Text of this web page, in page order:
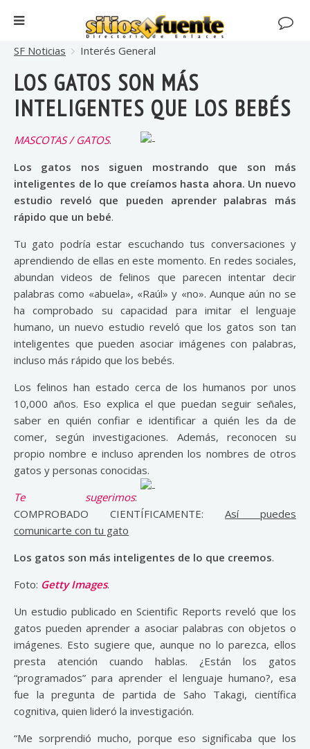
SF Noticias Interés General
LOS GATOS SON MÁS
INTELIGENTES QUE LOS BEBÉS
MASCOTAS / GATOS.
Los gatos nos siguen mostrando que son más
inteligentes de lo que creíamos hasta ahora. Un nuevo
estudio reveló que pueden aprender palabras más
rápido que un bebé.
Tu gato podría estar escuchando tus conversaciones y
aprendiendo de ellas en este momento. En redes sociales,
abundan videos de felinos que parecen intentar decir
palabras como «abuela», «Raúl» y «no». Aunque aún no se
ha comprobado su capacidad para imitar el lenguaje
humano, un nuevo estudio reveló que los gatos son tan
inteligentes que pueden asociar imágenes con palabras,
incluso más rápido que los bebés.
Los felinos han estado cerca de los humanos por unos
10,000 años. Eso explica el que puedan seguir señales,
saber en quién confiar e identificar a quién les da de
comer, según investigaciones. Además, reconocen su
propio nombre e incluso aprenden los nombres de otros
gatos y personas conocidas.
Te sugerimos:
COMPROBADO CIENTÍFICAMENTE: Así puedes
comunicarte con tu gato
Los gatos son más inteligentes de lo que creemos.
Foto: Getty Images.
Un estudio publicado en Scientific Reports reveló que los
gatos pueden aprender a asociar palabras con objetos o
imágenes. Esto sugiere que, aunque no lo parezca, ellos
presta atención cuando hablas. ¿Están los gatos
“programados” para aprender el lenguaje humano?, esa
fue la pregunta de partida de Saho Takagi, científica
cognitiva, quien lideró la investigación.
“Me sorprendió mucho, porque eso significaba que los